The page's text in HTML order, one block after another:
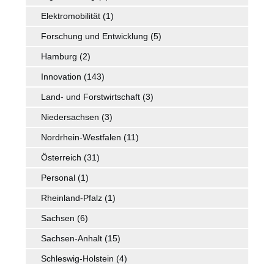
Elektromobilität (1)
Forschung und Entwicklung (5)
Hamburg (2)
Innovation (143)
Land- und Forstwirtschaft (3)
Niedersachsen (3)
Nordrhein-Westfalen (11)
Österreich (31)
Personal (1)
Rheinland-Pfalz (1)
Sachsen (6)
Sachsen-Anhalt (15)
Schleswig-Holstein (4)